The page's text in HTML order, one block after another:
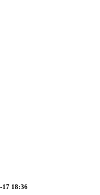
17 18:36